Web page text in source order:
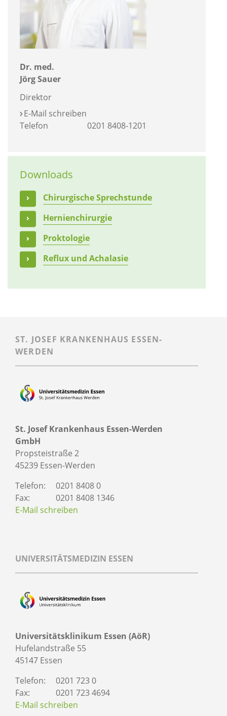
Dr. med.
Jörg Sauer
Direktor
E-Mail schreiben
Telefon
0201 8408-1201
Downloads
Chirurgische Sprechstunde
Hernienchirurgie
Proktologie
Reflux und Achalasie
ST. JOSEF KRANKENHAUS ESSEN-
WERDEN
St. Josef Krankenhaus Essen-Werden
GmbH
Propsteistraße 2
45239 Essen-Werden
Telefon:
0201 8408 0
Fax:
0201 8408 1346
E-Mail schreiben
UNIVERSITÄTSMEDIZIN ESSEN
Universitätsklinikum Essen (AöR)
Hufelandstraße 55
45147 Essen
Telefon:
0201 723 0
Fax:
0201 723 4694
E-Mail schreiben